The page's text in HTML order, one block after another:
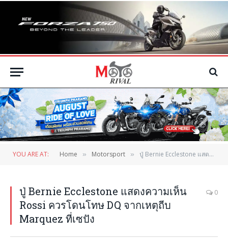
YOU ARE AT: Home » Motorsport » ปู่ Bernie Ecclestone แสดงความเห็น Rossi ควรโดนโทษ DQ จากเหตุถีบ Marquez ที่เซปัง
ปู่ Bernie Ecclestone แสดงความเห็น
Rossi ควรโดนโทษ DQ จากเหตุถีบ
Marquez ที่เซปัง
0